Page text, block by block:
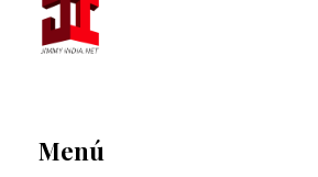
Menú